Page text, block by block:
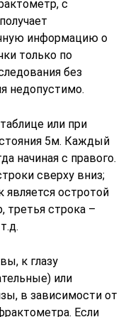
с
информацию о
только по
без
недопустимо.
или при
5м. Каждый
начиная с правого.
сверху вниз;
является остротой
третья строка –
к глазу
или
в зависимости от
Если